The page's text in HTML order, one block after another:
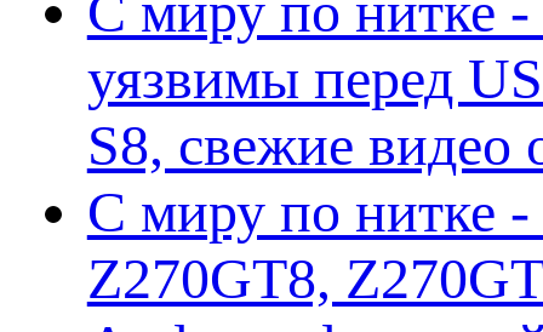
уязвимы перед
S8, свежие
С миру по нитке -
Z270GT8,